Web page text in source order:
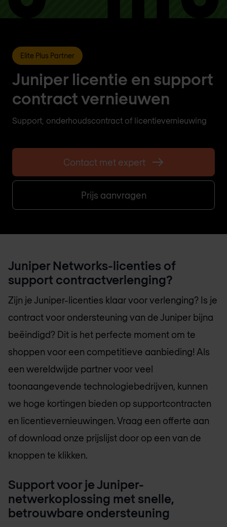
Elite Plus Partner
Juniper licentie en support
contract vernieuwen
Support, onderhoudscontract of licentievernieuwing
Contact met expert
Prijs aanvragen
Juniper Networks-licenties of
support contractverlenging?
Zijn je Juniper-licenties klaar voor verlenging? Is je
contract voor ondersteuning van de Juniper bijna
beëindigd? Dit is het perfecte moment om te
shoppen voor een competitieve aanbieding! Als
een wereldwijde partner voor veel
toonaangevende technologiebedrijven, kunnen
we hoge kortingen bieden op supportcontracten
en licentievernieuwingen. Vraag een offerte aan
of download onze prijslijst door op een van de
knoppen te klikken.
Support voor je Juniper-
netwerkoplossing met snelle,
betrouwbare ondersteuning